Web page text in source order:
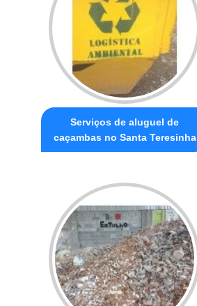
Serviços de aluguel de
caçambas no Santa Teresinha